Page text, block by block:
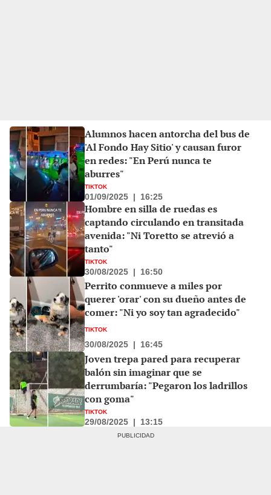
Alumnos hacen antorcha del bus de
'Al Fondo Hay Sitio' y causan furor
en redes: "En Perú nunca te
aburres"
TIKTOK
01/09/2025 | 16:25
Hombre en silla de ruedas es
captando circulando en transitada
avenida: "Ni Toretto se atrevió a
tanto"
TIKTOK
30/08/2025 | 16:50
Perrito conmueve a miles por
querer 'orar' con su dueño antes de
comer: "Ni yo soy tan agradecido"
TIKTOK
30/08/2025 | 16:45
Joven trepa pared para recuperar
balón sin imaginar que se
derrumbaría: "Pegaron los ladrillos
con goma"
TIKTOK
29/08/2025 | 13:15